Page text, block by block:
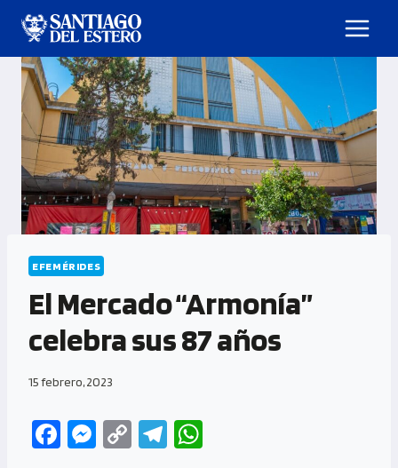
EFEMÉRIDES
El Mercado “Armonía”
celebra sus 87 años
15 febrero, 2023
Fa M
C
Te